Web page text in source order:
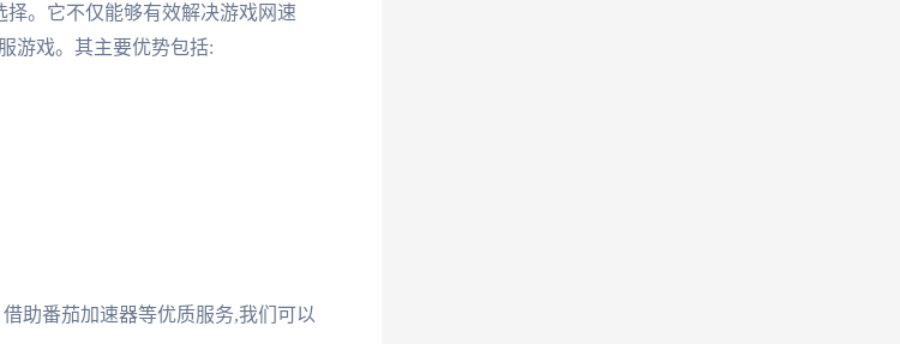
。它不仅能够有效解决游戏网速
游戏。其主要优势包括:
助番茄加速器等优质服务,我们可以